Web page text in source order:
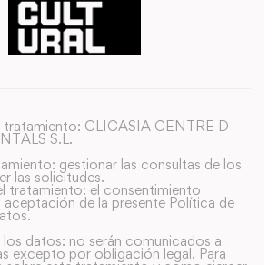
tratamiento: CLICASIA CENTRE D
S.L.
gestionar las consultas de los
las solicitudes.
tratamiento: el consentimiento
de la presente Política de
datos: no serán comunicados a
excepto por obligación legal. Para